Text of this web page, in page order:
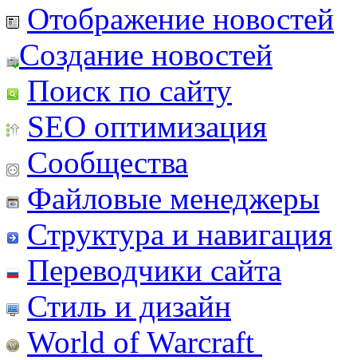
Отображение новостей
Создание новостей
Поиск по сайту
SEO оптимизация
Сообщества
Файловые менеджеры
Структура и навигация
Переводчики сайта
Стиль и дизайн
World of Warcraft